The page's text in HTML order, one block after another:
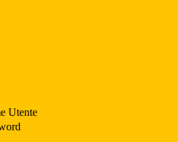
Utente